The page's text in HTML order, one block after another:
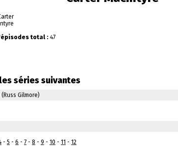
total : 47
séries suivantes
(Russ Gilmore)
- 5 - 6 - 7 - 8 - 9 - 10 - 11 - 12